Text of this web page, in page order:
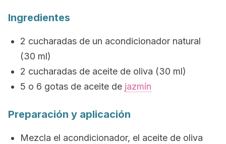
Ingredientes
2 cucharadas de un acondicionador natural
(30 ml)
2 cucharadas de aceite de oliva (30 ml)
5 o 6 gotas de aceite de jazmín
Preparación y aplicación
Mezcla el acondicionador, el aceite de oliva